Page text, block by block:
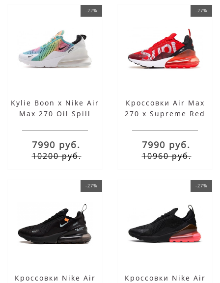
-22%
Kylie Boon x Nike Air
Max 270 Oil Spill
7990 руб.
10200 руб.
-27%
Кроссовки Air Max
270 x Supreme Red
7990 руб.
10960 руб.
-27%
Кроссовки Nike Air
-27%
Кроссовки Nike Air